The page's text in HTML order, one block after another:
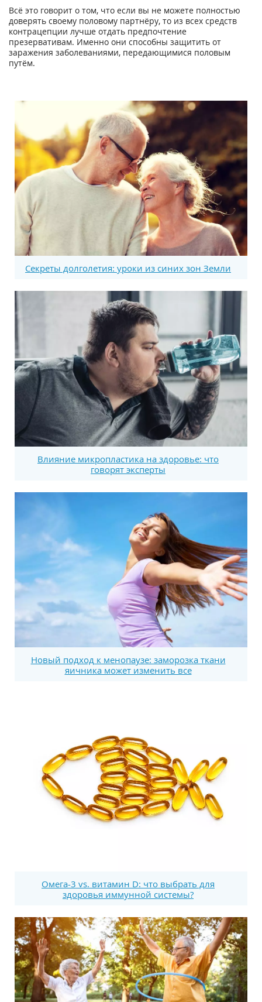
Всё это говорит о том, что если вы не можете полностью
доверять своему половому партнёру, то из всех средств
контрацепции лучше отдать предпочтение
презервативам. Именно они способны защитить от
заражения заболеваниями, передающимися половым
путём.
Секреты долголетия: уроки из синих зон Земли
Влияние микропластика на здоровье: что
говорят эксперты
Новый подход к менопаузе: заморозка ткани
яичника может изменить все
Омега-3 vs. витамин D: что выбрать для
здоровья иммунной системы?